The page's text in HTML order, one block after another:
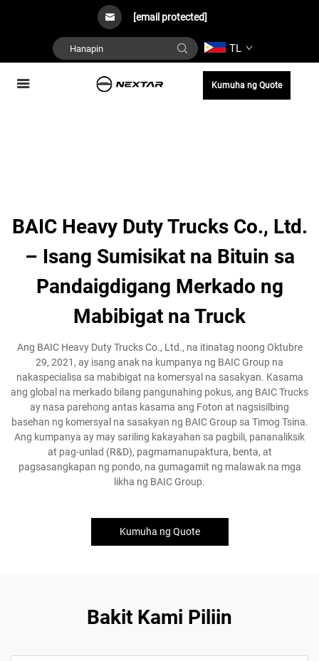
[email protected]
TL
Kumuha ng Quote
BAIC Heavy Duty Trucks Co., Ltd.
– Isang Sumisikat na Bituin sa
Pandaigdigang Merkado ng
Mabibigat na Truck
Ang BAIC Heavy Duty Trucks Co., Ltd., na itinatag noong Oktubre
29, 2021, ay isang anak na kumpanya ng BAIC Group na
nakaspecialisa sa mabibigat na komersyal na sasakyan. Kasama
ang global na merkado bilang pangunahing pokus, ang BAIC Trucks
ay nasa parehong antas kasama ang Foton at nagsisilbing
basehan ng komersyal na sasakyan ng BAIC Group sa Timog Tsina.
Ang kumpanya ay may sariling kakayahan sa pagbili, pananaliksik
at pag-unlad (R&D), pagmamanupaktura, benta, at
pagsasangkapan ng pondo, na gumagamit ng malawak na mga
likha ng BAIC Group.
Kumuha ng Quote
Bakit Kami Piliin